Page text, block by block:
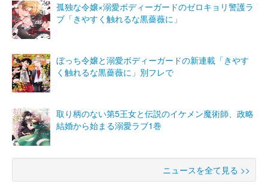
孤独な令嬢×溺愛ボディーガードのゼロキョリ警護ラ
ブ「きやすく触れるな黒薔薇に」
ぼっち令嬢と溺愛ボディーガードの新連載「きやす
く触れるな黒薔薇に」別フレで
取り柄のない第5王女と伝説のイケメン魔術師、政略
結婚から始まる溺愛ラブ1巻
ニュースを全て見る >>